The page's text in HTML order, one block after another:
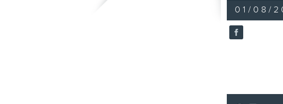
52
minutes,
14
seconds
90%
01/08/